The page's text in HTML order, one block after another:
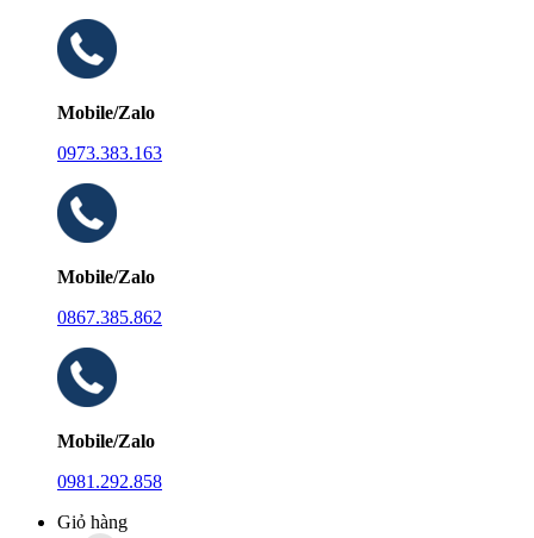
Mobile/Zalo
0973.383.163
Mobile/Zalo
0867.385.862
Mobile/Zalo
0981.292.858
Giỏ hàng